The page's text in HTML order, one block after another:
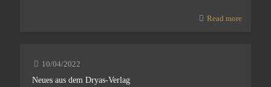
Read more
10/04/2022
Neues aus dem Dryas-Verlag